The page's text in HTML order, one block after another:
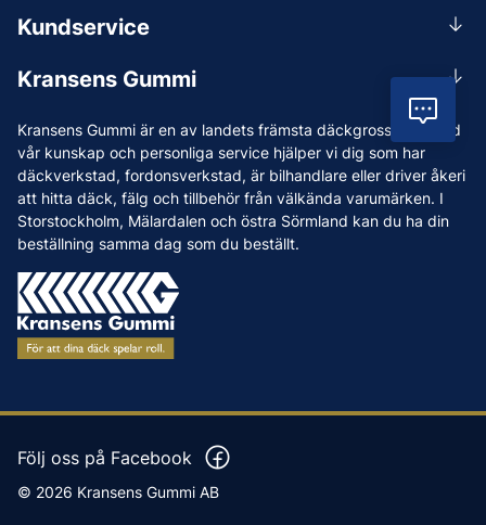
Kransens Gummi är en av landets främsta däckgrossister. Med
vår kunskap och personliga service hjälper vi dig som har
däckverkstad, fordonsverkstad, är bilhandlare eller driver åkeri
att hitta däck, fälg och tillbehör från välkända varumärken. I
Storstockholm, Mälardalen och östra Sörmland kan du ha din
beställning samma dag som du beställt.
Kundservice
Leverans
Reklamation & återköp
Betalning & faktura
Köpvillkor
Vanliga frågor och svar
Kransens Gummi
Vi som jobbar på Kransens Gummi
Jobba hos oss
Nyheter
Tips & Råd
Varumärken
Våra Verkstäder
Press
0156-409 00
Mån-Tors 07.30-16:30, Fre 07.30-15.00.
Lunchstängt 12:00-12:30
Följ oss på Facebook
© 2026 Kransens Gummi AB